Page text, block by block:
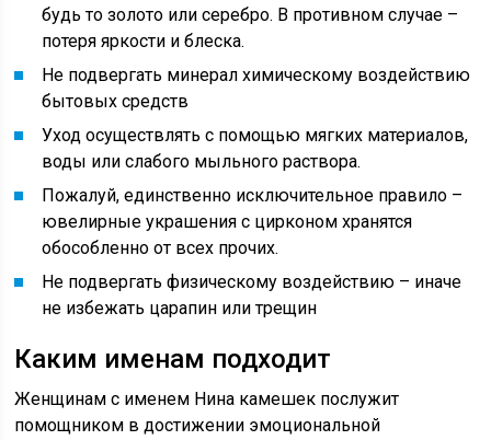
будь то золото или серебро. В противном случае –
потеря яркости и блеска.
Не подвергать минерал химическому воздействию
бытовых средств
Уход осуществлять с помощью мягких материалов,
воды или слабого мыльного раствора.
Пожалуй, единственно исключительное правило –
ювелирные украшения с цирконом хранятся
обособленно от всех прочих.
Не подвергать физическому воздействию – иначе
не избежать царапин или трещин
Каким именам подходит
Женщинам с именем Нина камешек послужит
помощником в достижении эмоциональной